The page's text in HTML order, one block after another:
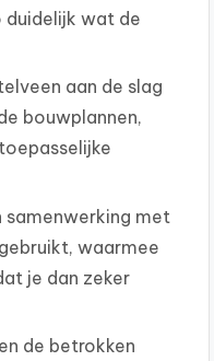
duidelijk wat de
aan de slag
bouwplannen,
samenwerking met
waarmee
je dan zeker
de betrokken